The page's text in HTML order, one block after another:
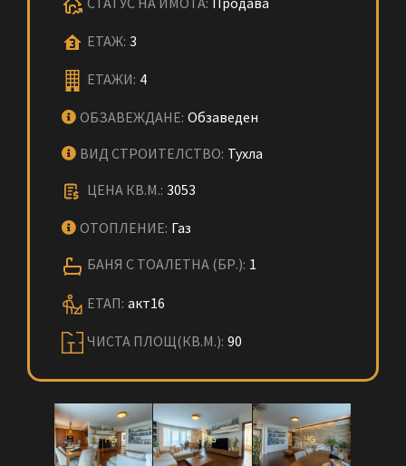
ЕТАЖ: 3
ЕТАЖИ: 4
ОБЗАВЕЖДАНЕ: Обзаведен
ВИД СТРОИТЕЛСТВО: Тухла
ЦЕНА КВ.М.: 3053
ОТОПЛЕНИЕ: Газ
БАНЯ С ТОАЛЕТНА (БР.): 1
ЕТАП: акт16
ЧИСТА ПЛОЩ(КВ.М.): 90